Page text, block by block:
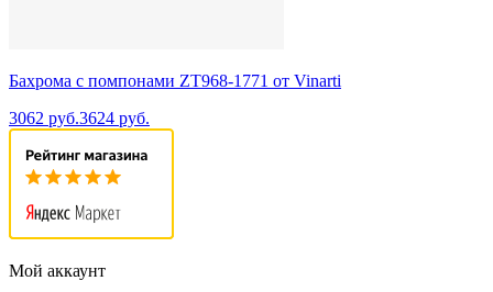
Бахрома с помпонами ZT968-1771 от Vinarti
3062 руб.3624 руб.
Мой аккаунт